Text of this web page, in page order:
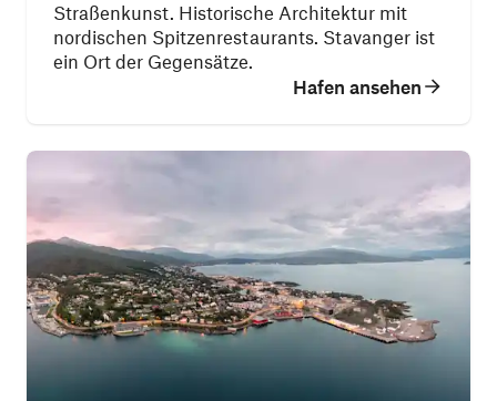
Straßenkunst. Historische Architektur mit
nordischen Spitzenrestaurants. Stavanger ist
ein Ort der Gegensätze.
Hafen ansehen